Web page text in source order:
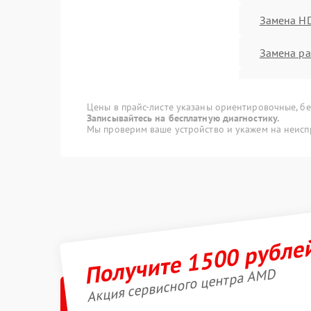
Замена
Замена
Замена
Цены в прайс-листе указаны ориентировочные,
Записывайтесь на бесплатную диагностику.
Мы проверим ваше устройство и укажем на
Получите 1500
Акция сервисного центра AMD